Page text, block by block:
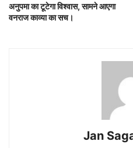
अनुपमा का टूटेगा विश्वास, सामने आएगा
वनराज काव्या का सच।
Jan